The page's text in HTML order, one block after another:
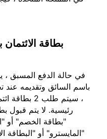
بطاقة الائتمان
في حالة الدفع المسبق
باسم السائق وتقديمه عند
، سيتم طلب
رئيسية. لا يتم قبول
"بطاقة الخصم" أو
"المايسترو" أو "البطاقة